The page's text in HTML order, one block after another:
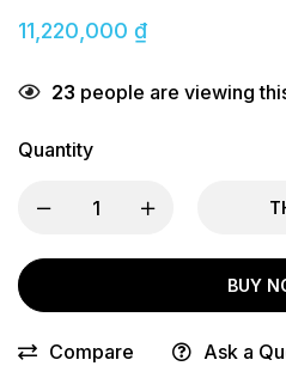
11,220,000 ₫
23 people are viewing
Quantity
BUY
Compare Ask a